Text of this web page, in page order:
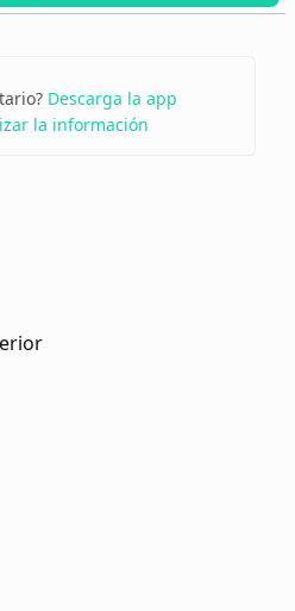
Descarga la app
la información